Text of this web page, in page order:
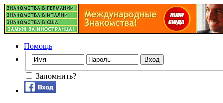
Помощь
Запомнить?